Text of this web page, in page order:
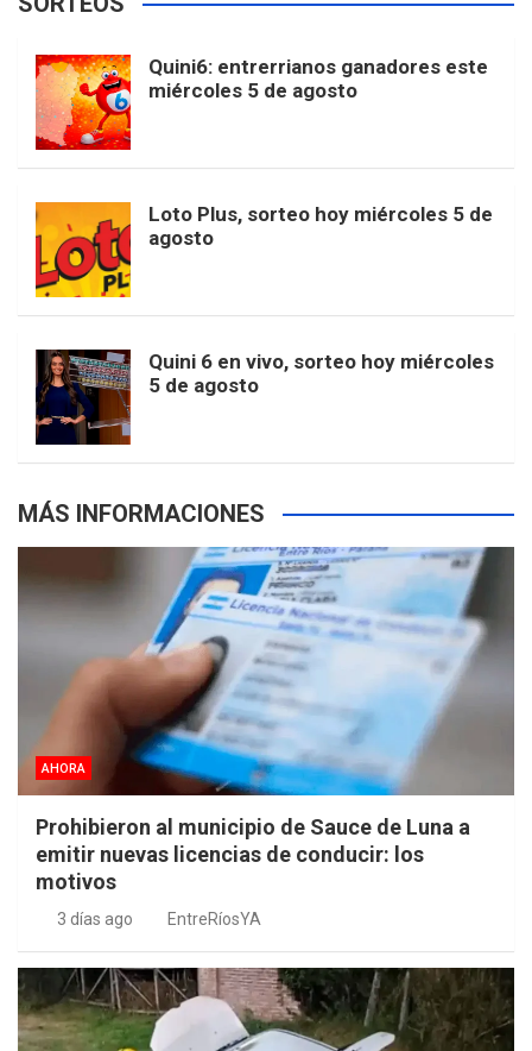
b
o
k
i
t
t
e
r
u
T
b
e
d
Quini6: entrerrianos ganadores este
miércoles 5 de agosto
Loto Plus, sorteo hoy miércoles 5 de
agosto
Quini 6 en vivo, sorteo hoy miércoles
5 de agosto
MÁS INFORMACIONES
AHORA
Prohibieron al municipio de Sauce de Luna a
emitir nuevas licencias de conducir: los
motivos
3 días ago EntreRíosYA